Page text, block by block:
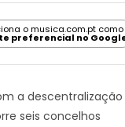
o musica.com.pt como
preferencial no
a descentralização
seis concelhos